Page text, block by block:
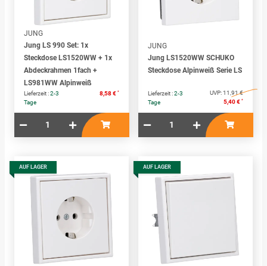
JUNG
Jung LS 990 Set: 1x
Steckdose LS1520WW + 1x
Abdeckrahmen 1fach +
LS981WW Alpinweiß
Lieferzeit :2-3
Tage
8,58 € *
JUNG
Jung LS1520WW SCHUKO
Steckdose Alpinweiß Serie LS
Lieferzeit :2-3
Tage
UVP:11,91 €
5,40 € *
AUF LAGER AUF LAGER